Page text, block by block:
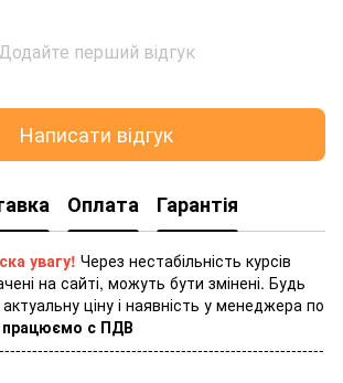
Додайте перший відгук
Написати відгук
Оплата Гарантія
увагу! Через нестабільність курсів
на сайті, можуть бути змінені. Будь
ціну і наявність у менеджера по
с ПДВ